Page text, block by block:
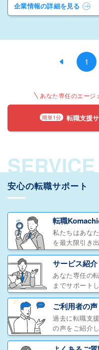
企業情報の詳細を見る
1
あなた専任のエージ
簡単1分 転職支援
SERVICE
安心の転職サポート
転職
私たちはあな
を最大限引き
サービス紹
あなた専任の
までサポート
ご利用者の声
過去に転職支
の声をご紹介